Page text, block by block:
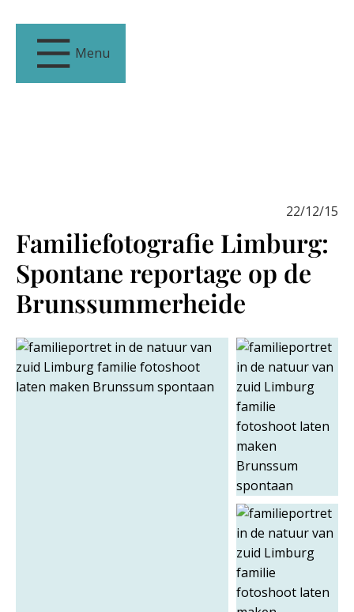
Menu
22/12/15
Familiefotografie Limburg:
Spontane reportage op de
Brunssummerheide